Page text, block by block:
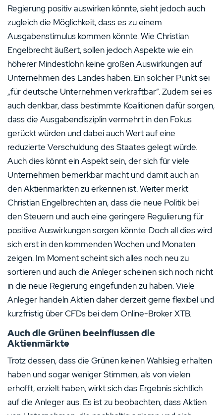
Regierung positiv auswirken könnte, sieht jedoch auch
zugleich die Möglichkeit, dass es zu einem
Ausgabenstimulus kommen könnte. Wie Christian
Engelbrecht äußert, sollen jedoch Aspekte wie ein
höherer Mindestlohn keine großen Auswirkungen auf
Unternehmen des Landes haben. Ein solcher Punkt sei
„für deutsche Unternehmen verkraftbar“. Zudem sei es
auch denkbar, dass bestimmte Koalitionen dafür sorgen,
dass die Ausgabendisziplin vermehrt in den Fokus
gerückt würden und dabei auch Wert auf eine
reduzierte Verschuldung des Staates gelegt würde.
Auch dies könnt ein Aspekt sein, der sich für viele
Unternehmen bemerkbar macht und damit auch an
den Aktienmärkten zu erkennen ist. Weiter merkt
Christian Engelbrechten an, dass die neue Politik bei
den Steuern und auch eine geringere Regulierung für
positive Auswirkungen sorgen könnte. Doch all dies wird
sich erst in den kommenden Wochen und Monaten
zeigen. Im Moment scheint sich alles noch neu zu
sortieren und auch die Anleger scheinen sich noch nicht
in die neue Regierung eingefunden zu haben. Viele
Anleger handeln Aktien daher derzeit gerne flexibel und
kurzfristig über CFDs bei dem Online-Broker XTB.
Auch die Grünen beeinflussen die
Aktienmärkte
Trotz dessen, dass die Grünen keinen Wahlsieg erhalten
haben und sogar weniger Stimmen, als von vielen
erhofft, erzielt haben, wirkt sich das Ergebnis sichtlich
auf die Anleger aus. Es ist zu beobachten, dass Aktien